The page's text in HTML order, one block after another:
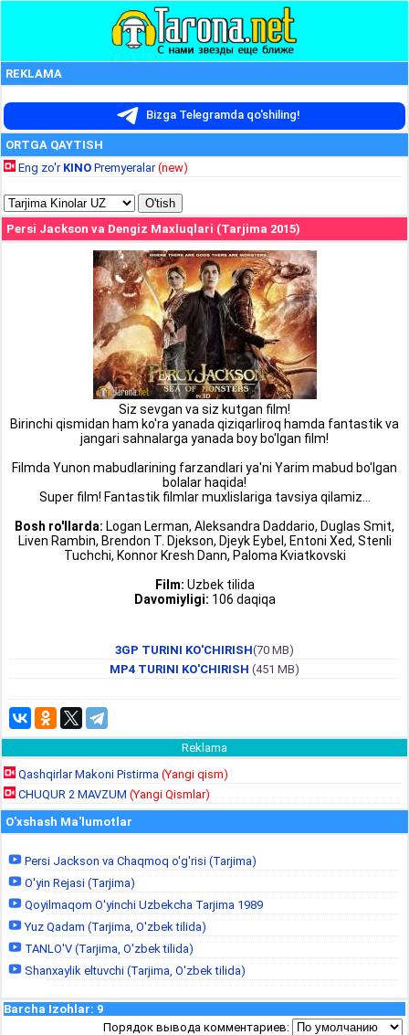
REKLAMA
Bizga Telegramda qo'shiling!
ORTGA QAYTISH
Eng zo'r KINO Premyeralar(new)
Persi Jackson va Dengiz Maxluqlari (Tarjima 2015)
Siz sevgan va siz kutgan film!
Birinchi qismidan ham ko'ra yanada qiziqarliroq hamda fantastik va
jangari sahnalarga yanada boy bo'lgan film!
Filmda Yunon mabudlarining farzandlari ya'ni Yarim mabud bo'lgan
bolalar haqida!
Super film! Fantastik filmlar muxlislariga tavsiya qilamiz...
Bosh ro'llarda: Logan Lerman, Aleksandra Daddario, Duglas Smit,
Liven Rambin, Brendon T. Djekson, Djeyk Eybel, Entoni Xed, Stenli
Tuchchi, Konnor Kresh Dann, Paloma Kviatkovski
Film: Uzbek tilida
Davomiyligi: 106 daqiqa
3GP TURINI KO'CHIRISH(70 MB)
MP4 TURINI KO'CHIRISH (451 MB)
Reklama
Qashqirlar Makoni Pistirma (Yangi qism)
CHUQUR 2 MAVZUM (Yangi Qismlar)
O'xshash Ma'lumotlar
Persi Jackson va Chaqmoq o'g'risi (Tarjima)
O'yin Rejasi (Tarjima)
Qoyilmaqom O'yinchi Uzbekcha Tarjima 1989
Yuz Qadam (Tarjima, O'zbek tilida)
TANLO'V (Tarjima, O'zbek tilida)
Shanxaylik eltuvchi (Tarjima, O'zbek tilida)
Barcha Izohlar: 9
Порядок вывода комментариев: